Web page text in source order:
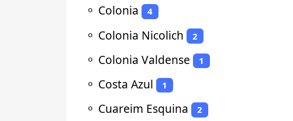
⚬ Colonia 4
⚬ Colonia Nicolich 2
⚬ Colonia Valdense 1
⚬ Costa Azul 1
⚬ Cuareim Esquina 2